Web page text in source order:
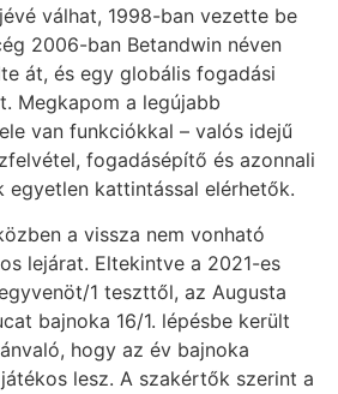
válhat, 1998-ban vezette be
2006-ban Betandwin néven
át, és egy globális fogadási
Megkapom a legújabb
van funkciókkal – valós idejű
fogadásépítő és azonnali
egyetlen kattintással elérhetők.
a vissza nem vonható
lejárat. Eltekintve a 2021-es
1 teszttől, az Augusta
bajnoka 16/1. lépésbe került
hogy az év bajnoka
lesz. A szakértők szerint a